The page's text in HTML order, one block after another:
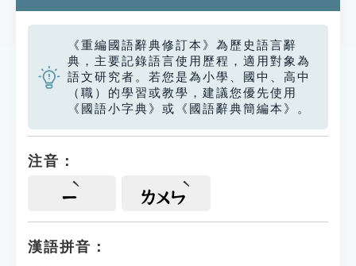
《重編國語辭典修訂本》為歷史語言辭
典，主要記錄語言使用歷程，適用對象為
語文研究者。若您是為小學、國中、高中
（職）的學習或教學，建議您優先使用
《國語小字典》或《國語辭典簡編本》。
注音：
ㄧ ㄌㄨㄣ
漢語拼音：